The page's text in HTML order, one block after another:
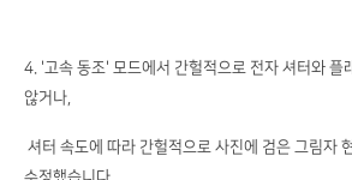
4. '고속 동조' 모드에서 간헐적으로 전자 셔터와 플
않거나,
셔터 속도에 따라 간헐적으로 사진에 검은 그림자
수정했습니다.